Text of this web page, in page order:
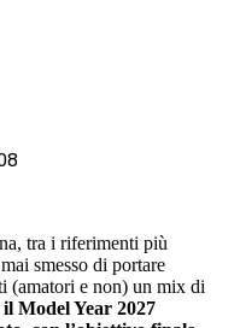
tra i riferimenti più
smesso di portare
(amatori e non) un mix di
Model Year 2027